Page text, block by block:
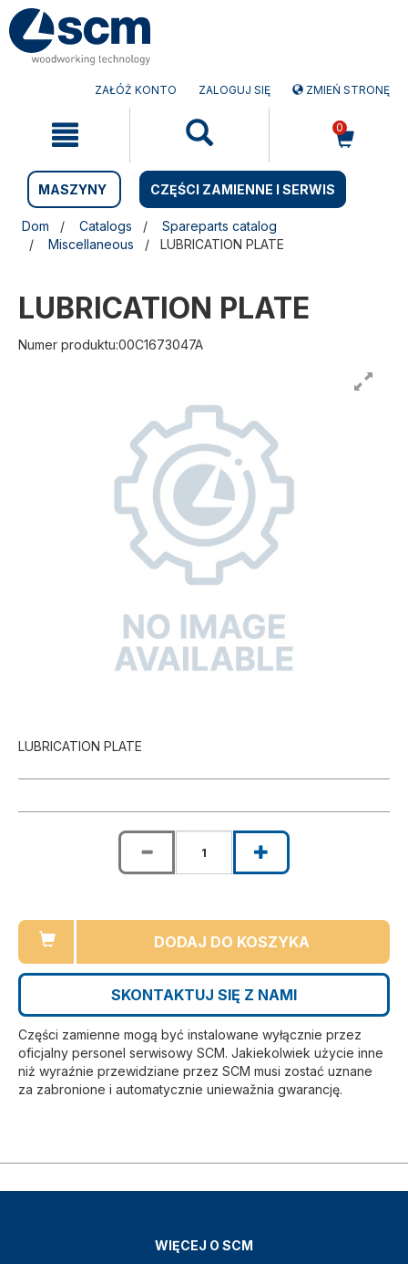
Przejdź
do
treści
Przejdź
do
menu
nawigacyjnego
ZAŁÓŻ KONTO ZALOGUJ SIĘ ZMIEŃ STRONĘ
0
MASZYNY CZĘŚCI ZAMIENNE I SERWIS
Dom Catalogs
Spareparts catalog
Miscellaneous
LUBRICATION PLATE
LUBRICATION PLATE
Numer produktu:00C1673047A
LUBRICATION PLATE
DODAJ DO KOSZYKA
SKONTAKTUJ SIĘ Z NAMI
Części zamienne mogą być instalowane wyłącznie przez
oficjalny personel serwisowy SCM. Jakiekolwiek użycie inne
niż wyraźnie przewidziane przez SCM musi zostać uznane
za zabronione i automatycznie uniewažnia gwarancję.
WIĘCEJ O SCM